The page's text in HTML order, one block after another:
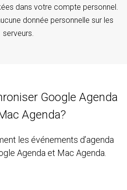
dans votre compte personnel.
donnée personnelle sur les
serveurs.
Google Agenda
Agenda?
les événements d’agenda
Agenda et Mac Agenda.